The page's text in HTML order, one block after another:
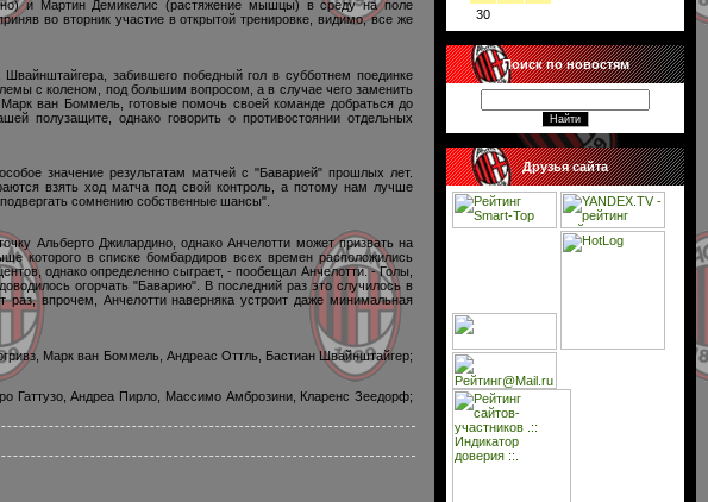
и Мартин Демикелис (растяжение мышцы) в среду на поле
во вторник участие в открытой тренировке, видимо, все же
забившего победный гол в субботнем поединке
с коленом, под большим вопросом, а в случае чего заменить
ван Боммель, готовые помочь своей команде добраться до
полузащите, однако говорить о противостоянии отдельных
значение результатам матчей с "Баварией" прошлых лет.
взять ход матча под свой контроль, а потому нам лучше
сомнению собственные шансы".
Альберто Джилардино, однако Анчелотти может призвать на
которого в списке бомбардиров всех времен расположились
однако определенно сыграет, - пообещал Анчелотти. - Голы,
огорчать "Баварию". В последний раз это случилось в
впрочем, Анчелотти наверняка устроит даже минимальная
Марк ван Боммель, Андреас Оттль, Бастиан Швайнштайгер;
Гаттузо, Андреа Пирло, Массимо Амброзини, Кларенс Зеедорф;
30
Поиск по новостям
Друзья сайта